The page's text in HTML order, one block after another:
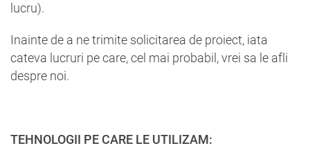
lucru).
Inainte de a ne trimite solicitarea de proiect, iata
cateva lucruri pe care, cel mai probabil, vrei sa le afli
despre noi.
TEHNOLOGII PE CARE LE UTILIZAM: